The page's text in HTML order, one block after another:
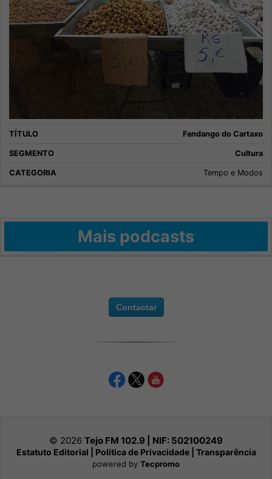
Fandango do Cartaxo
Cultura
Tempo e Modos
Mais podcasts
Contactar
© 2026 Tejo FM 102.9 | NIF: 502100249
Estatuto Editorial Politica de Privacidade| Transparência
powered by Tecpromo